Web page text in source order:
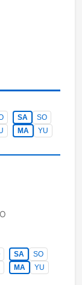
SA
SO
MA
YU
SA
SO
MA
YU